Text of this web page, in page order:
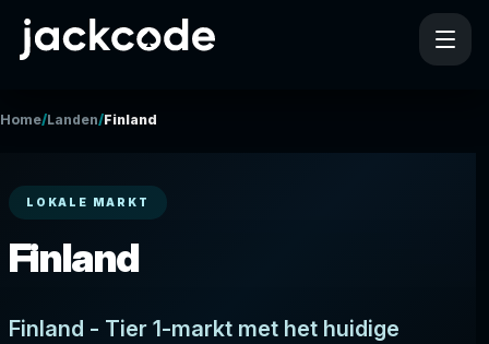
Home/Landen/Finland
LOKALE MARKT
Finland
Finland - Tier 1-markt met het huidige